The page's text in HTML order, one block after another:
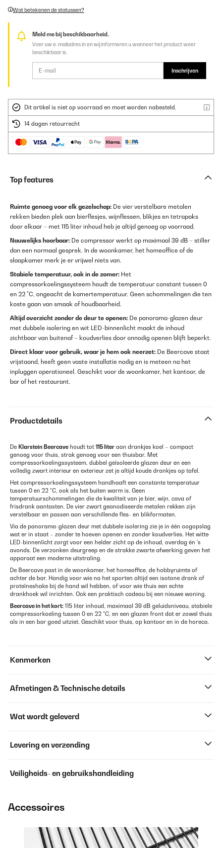
Wat betekenen de statussen?
Meld me bij beschikbaarheid.
Voer uw e-mailadres in en wij informeren u wanneer het product weer
beschikbaar is.
Inschrijven
Dit artikel is niet op voorraad en moet worden nabesteld.
14 dagen retourrecht
Top features
Ruimte genoeg voor elk gezelschap: De vier verstelbare metalen
rekken bieden plek aan bierflesjes, wijnflessen, blikjes en tetrapaks
door elkaar – met 115 liter inhoud heb je altijd genoeg op voorraad.
Nauwelijks hoorbaar: De compressor werkt op maximaal 39 dB – stiller
dan een normaal gesprek. In de woonkamer, het homeoffice of de
slaapkamer merk je er vrijwel niets van.
Stabiele temperatuur, ook in de zomer: Het
compressorkoelingssysteem houdt de temperatuur constant tussen 0
en 22 °C, ongeacht de kamertemperatuur. Geen schommelingen die ten
koste gaan van smaak of houdbaarheid.
Altijd overzicht zonder de deur te openen: De panorama-glazen deur
met dubbele isolering en wit LED-binnenlicht maakt de inhoud
zichtbaar van buitenaf – koudverlies door onnodig openen blijft beperkt.
Direct klaar voor gebruik, waar je hem ook neerzet: De Beercave staat
vrijstaand, heeft geen vaste installatie nodig en is meteen na het
inpluggen operationeel. Geschikt voor de woonkamer, het kantoor, de
bar of het restaurant.
Productdetails
De Klarstein Beercave houdt tot 115 liter aan drankjes koel – compact
genoeg voor thuis, strak genoeg voor een thuisbar. Met
compressorkoelingssysteem, dubbel geïsoleerde glazen deur en een
volledig zwart interieur en exterieur zet je altijd koude drankjes op tafel.
Het compressorkoelingssysteem handhaaft een constante temperatuur
tussen 0 en 22 °C, ook als het buiten warm is. Geen
temperatuurschommelingen die de kwaliteit van je bier, wijn, cava of
frisdrank aantasten. De vier zwart geanodiseerde metalen rekken zijn
verstelbaar en passen aan verschillende fles- en blikformaten.
Via de panorama-glazen deur met dubbele isolering zie je in één oogopslag
wat er in staat – zonder te hoeven openen en zonder koudverlies. Het witte
LED-binnenlicht zorgt voor een helder zicht op de inhoud, overdag én 's
avonds. De verzonken deurgreep en de strakke zwarte afwerking geven het
apparaat een moderne uitstraling.
De Beercave past in de woonkamer, het homeoffice, de hobbyruimte of
achter de bar. Handig voor wie na het sporten altijd een isotone drank of
proteïneshake bij de hand wil hebben, of voor wie thuis een echte
drankhoek wil inrichten. Ook een praktisch cadeau bij een nieuwe woning.
Beercave in het kort: 115 liter inhoud, maximaal 39 dB geluidsniveau, stabiele
compressorkoeling tussen 0 en 22 °C, en een glazen front dat er zowel thuis
als in een bar goed uitziet. Geschikt voor thuis, op kantoor en in de horeca.
Kenmerken
Afmetingen & Technische details
Wat wordt geleverd
Levering en verzending
Veiligheids- en gebruikshandleiding
Accessoires